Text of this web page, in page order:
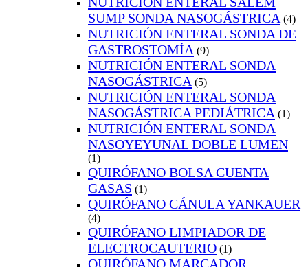
SUMP SONDA NASOGÁSTRICA (4)
NUTRICIÓN ENTERAL SONDA DE
GASTROSTOMÍA (9)
NUTRICIÓN ENTERAL SONDA
NASOGÁSTRICA (5)
NUTRICIÓN ENTERAL SONDA
NASOGÁSTRICA PEDIÁTRICA (1)
NUTRICIÓN ENTERAL SONDA
NASOYEYUNAL DOBLE LUMEN
(1)
QUIRÓFANO BOLSA CUENTA
GASAS (1)
QUIRÓFANO CÁNULA YANKAUER
(4)
QUIRÓFANO LIMPIADOR DE
ELECTROCAUTERIO (1)
QUIRÓFANO MARCADOR